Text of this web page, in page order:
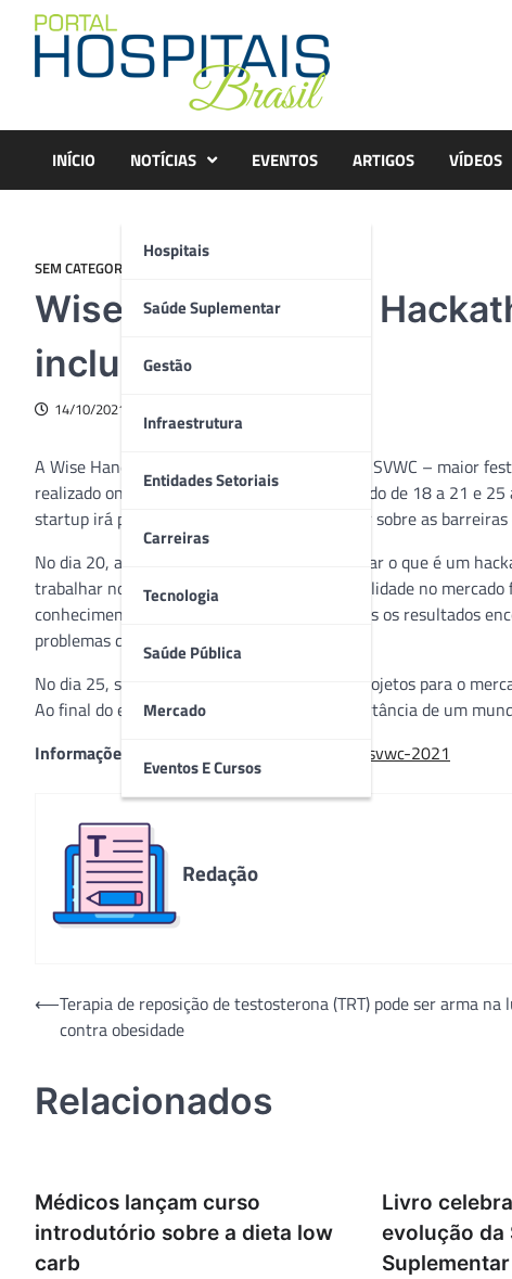
content
INÍCIO NOTÍCIAS
Hospitais
Saúde Suplementar
Gestão
Infraestrutura
Entidades Setoriais
Carreiras
Tecnologia
Saúde Pública
Mercado
Eventos E Cursos
EVENTOS ARTIGOS VÍDEOS
SEM CATEGORIA
Wise Hands realiza
inclusão no SVWC
14/10/2021
A Wise Hands promoverá hackaton durante o SVWC – maior
realizado on-line e de forma gratuita no período de 18 a 21 e
startup irá propor um hackathon para discutir sobre as
No dia 20, a startup abre o evento para explicar o que é um
trabalhar nos assuntos: problemas de acessibilidade no
conhecimento. No dia seguinte, serão expostos os resultados
problemas durante o evento.
No dia 25, serão apresentados os planos de projetos para o
Ao final do encontro será falado sobre a importância de um
Informações e inscrições:
www.startse.com/svwc-2021
Redação
Navegação
⟵Terapia de reposição de testosterona (TRT) pode ser arma na
contra obesidade
Relacionados
Médicos lançam curso
introdutório sobre a dieta low
carb
Livro
evolução da